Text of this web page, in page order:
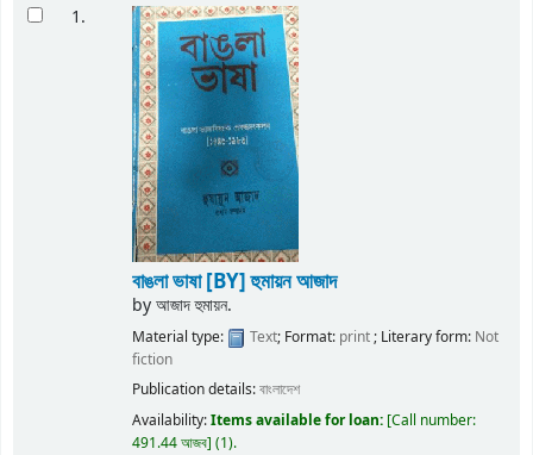
1.
বাঙলা ভাষা[BY] হুমায়ন আজাদ
byআজাদ হুমায়ন.
Material type: Text; Format: print; Literary form: Not
fiction
Publication details:বাংলাদেশ
Availability:Items available for loan: Call number:
491.44 আজব (1).